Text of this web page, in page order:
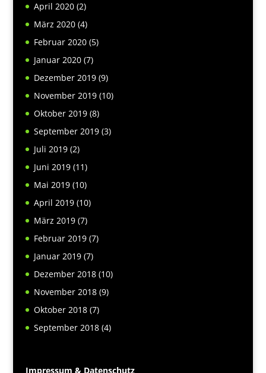
April 2020(2)
März 2020(4)
Februar 2020(5)
Januar 2020(7)
Dezember 2019(9)
November 2019(10)
Oktober 2019(8)
September 2019(3)
Juli 2019(2)
Juni 2019(11)
Mai 2019(10)
April 2019(10)
März 2019(7)
Februar 2019(7)
Januar 2019(7)
Dezember 2018(10)
November 2018(9)
Oktober 2018(7)
September 2018(4)
Impressum & Datenschutz